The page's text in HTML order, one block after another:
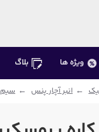
ویژه ها بلاگ
انبر آچار پنس